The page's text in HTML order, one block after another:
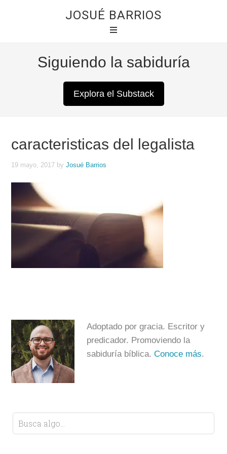
JOSUÉ BARRIOS
Siguiendo la sabiduría
Explora el Substack
caracteristicas del legalista
19 mayo, 2017 byJosué Barrios
Adoptado por gracia. Escritor y
predicador. Promoviendo la
sabiduría bíblica.Conoce más.